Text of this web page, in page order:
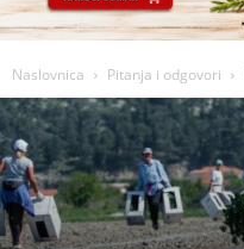
Naslovnica Pitanja i odgovori